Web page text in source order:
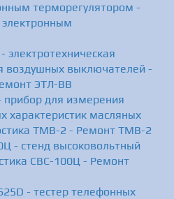
терморегулятором -
воздушных выключателей -
ЭТЛ-ВВ
для измерения
характеристик масляных
ТМВ-2 - Ремонт ТМВ-2
- cтенд высоковольтный
СВС-100Ц - Ремонт
- тестер телефонных